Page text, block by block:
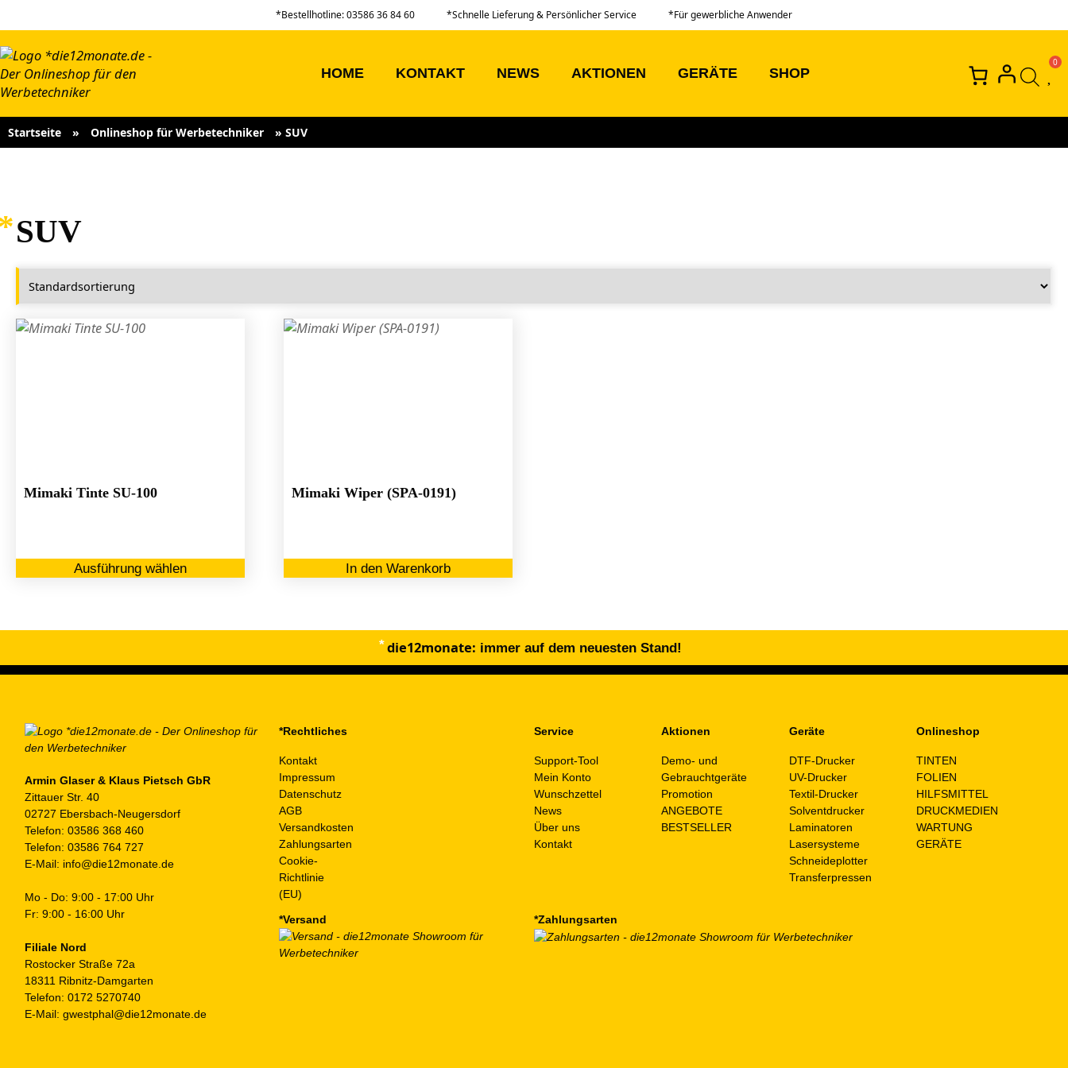
*Bestellhotline: 03586 36 84 60 *Schnelle Lieferung & Persönlicher Service *Für gewerbliche Anwender
HOME KONTAKT NEWS AKTIONEN GERÄTE SHOP
Startseite » Onlineshop für Werbetechniker » SUV
SUV
Mimaki Tinte SU-100
Ausführung wählen
Dieses
Produkt
Varianten
Die
auf
Produktseite
gewählt
werden
Mimaki Wiper (SPA-0191)
In den Warenkorb
die12monate: immer auf dem neuesten Stand!
Armin Glaser & Klaus Pietsch GbR
Zittauer Str. 40
02727 Ebersbach-Neugersdorf
Telefon: 03586 368 460
Telefon: 03586 764 727
E-Mail: info@die12monate.de
Mo - Do: 9:00 - 17:00 Uhr
Fr: 9:00 - 16:00 Uhr
Filiale Nord
Rostocker Straße 72a
18311 Ribnitz-Damgarten
Telefon: 0172 5270740
E-Mail: gwestphal@die12monate.de
*Rechtliches
Kontakt
Impressum
Datenschutz
AGB
Versandkosten
Zahlungsarten
Cookie-
Richtlinie
(EU)
*Versand
Service
Support-Tool
Mein Konto
Wunschzettel
News
Über uns
Kontakt
Aktionen
Demo- und
Gebrauchtgeräte
Promotion
ANGEBOTE
BESTSELLER
Geräte
DTF-Drucker
UV-Drucker
Textil-Drucker
Solventdrucker
Laminatoren
Lasersysteme
Schneideplotter
Transferpressen
Onlineshop
TINTEN
FOLIEN
HILFSMITTEL
DRUCKMEDIEN
WARTUNG
GERÄTE
*Zahlungsarten